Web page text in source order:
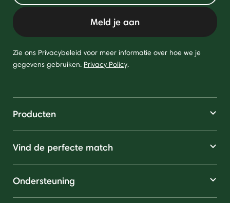
Meld je aan
Zie ons Privacybeleid voor meer informatie over hoe we je
gegevens gebruiken. Privacy Policy.
Producten
Vind de perfecte match
Ondersteuning